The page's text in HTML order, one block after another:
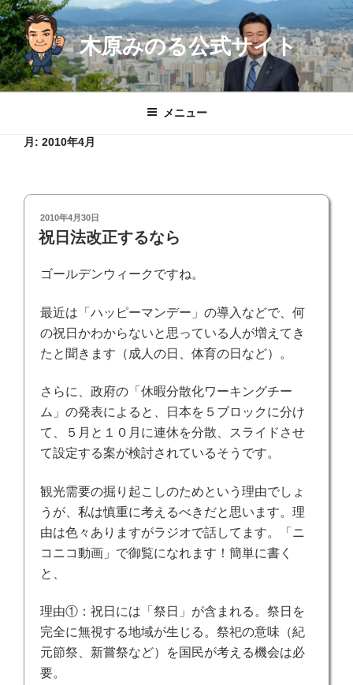
コ
ン
テ
ン
ツ
木原みのる公式サイト
メニュー
月: 2010年4月
投
稿
日:
2010年4月30日
祝日法改正するなら
ゴールデンウィークですね。
最近は「ハッピーマンデー」の導入などで、何
の祝日かわからないと思っている人が増えてき
たと聞きます（成人の日、体育の日など）。
さらに、 政府の「休暇分散化ワーキングチー
ム」の発表によると、日本を５ブロックに分け
て、５月と１０月に連休を分散、スライドさせ
て設定する案が検討されているそうです。
観光需要の掘り起こしのためという理由でしょ
うが、私は慎重に考えるべきだと思います。理
由は色々ありますがラジオで話してます。「ニ
コニコ動画」で御覧になれます！簡単に書く
と、
理由①：祝日には「祭日」が含まれる。祭日を
完全に無視する地域が生じる。祭祀の意味（紀
元節祭、新嘗祭など）を国民が考える機会は必
要。